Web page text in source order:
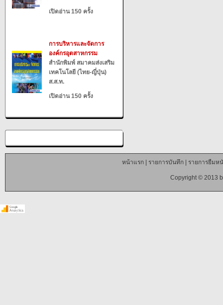
เปิดอ่าน 150 ครั้ง
การบริหารและจัดการ
องค์กรอุตสาหกรรม
สำนักพิมพ์ สมาคมส่งเสริม
เทคโนโลยี (ไทย-ญี่ปุ่น)
ส.ส.ท.
เปิดอ่าน 150 ครั้ง
หน้าแรก| รายการบันทึก| รายการยืมห
Copyright © 2013